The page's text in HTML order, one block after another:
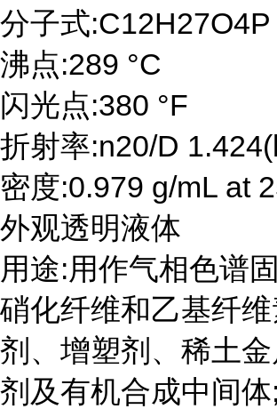
分子式:C12H27O4P
沸点:289 °C
闪光点:380 °F
折射率:n20/D
密度:0.979 g/mL at
外观透明液体
用途:用作气相色谱固
硝化纤维和乙基纤
剂、增塑剂、稀土金
剂及有机合成中间